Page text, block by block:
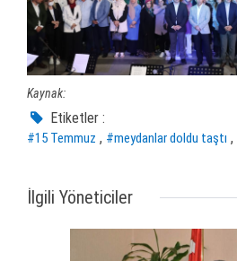
Kaynak:
Etiketler :
#15 Temmuz , #meydanlar doldu taştı ,
İlgili Yöneticiler